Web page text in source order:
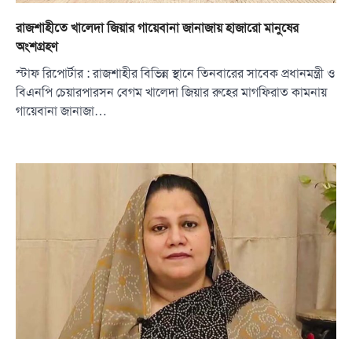
রাজশাহীতে খালেদা জিয়ার গায়েবানা জানাজায় হাজারো মানুষের
অংশগ্রহণ
স্টাফ রিপোর্টার : রাজশাহীর বিভিন্ন স্থানে তিনবারের সাবেক প্রধানমন্ত্রী ও
বিএনপি চেয়ারপারসন বেগম খালেদা জিয়ার রুহের মাগফিরাত কামনায়
গায়েবানা জানাজা…